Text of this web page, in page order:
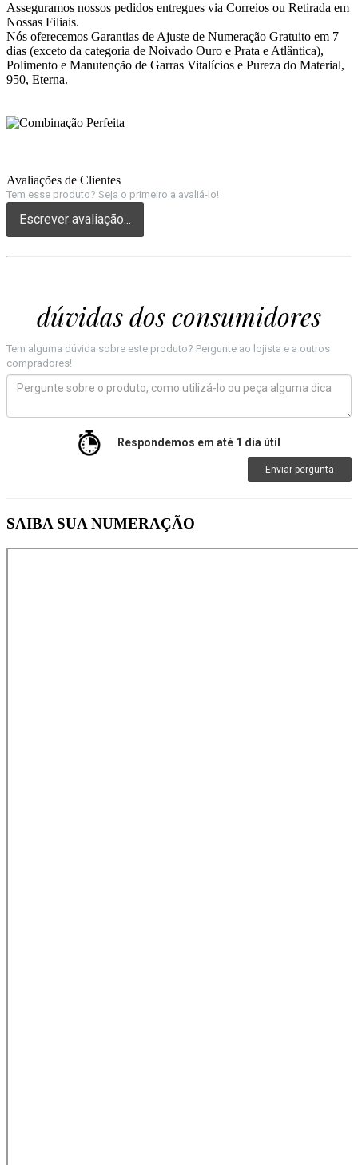
Asseguramos nossos pedidos entregues via Correios ou Retirada em
Nossas Filiais.
Nós oferecemos Garantias de Ajuste de Numeração Gratuito em 7
dias (exceto da categoria de Noivado Ouro e Prata e Atlântica),
Polimento e Manutenção de Garras Vitalícios e Pureza do Material,
950, Eterna.
Avaliações de Clientes
Tem esse produto? Seja o primeiro a avaliá-lo!
Escrever avaliação...
dúvidas dos consumidores
Tem alguma dúvida sobre este produto? Pergunte ao lojista e a outros
compradores!
Respondemos em até 1 dia útil
Enviar pergunta
SAIBA SUA NUMERAÇÃO